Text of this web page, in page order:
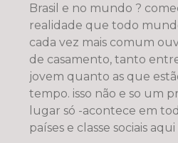
Brasil e no mundo ?
realidade que todo
cada vez mais comum
de casamento, tanto
jovem quanto as que
tempo. isso não e so um
lugar só -acontece em
países e classe sociais